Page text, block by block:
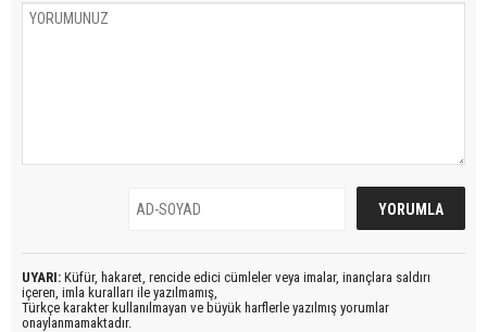
UYARI: Küfür, hakaret, rencide edici cümleler veya imalar, inançlara saldırı
içeren, imla kuralları ile yazılmamış,
Türkçe karakter kullanılmayan ve büyük harflerle yazılmış yorumlar
onaylanmamaktadır.